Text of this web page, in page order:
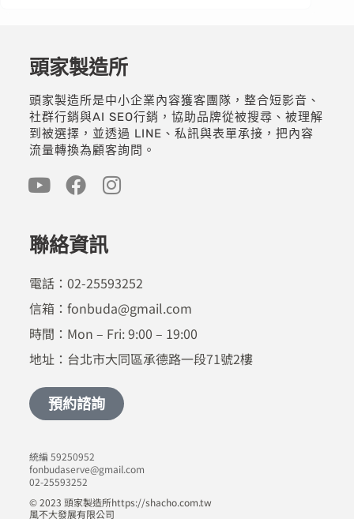
頭家製造所
頭家製造所是中小企業內容獲客團隊，整合短影音、
社群行銷與AI SEO行銷，協助品牌從被搜尋、被理解
到被選擇，並透過 LINE、私訊與表單承接，把內容
流量轉換為顧客詢問。
聯絡資訊
電話：02-25593252
信箱：fonbuda@gmail.com
時間：Mon – Fri: 9:00 – 19:00
地址：台北市大同區承德路一段71號2樓
預約諮詢
© 2023 頭家製造所https://shacho.com.tw
風不大發展有限公司
統編 59250952
fonbudaserve@gmail.com
02-25593252